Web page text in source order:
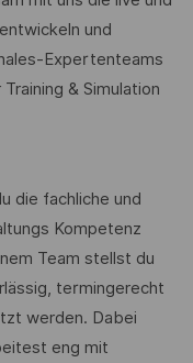
und
Expertenteams
& Simulation
die fachliche und
Kompetenz
Team stellst du
termingerecht
werden. Dabei
eng mit